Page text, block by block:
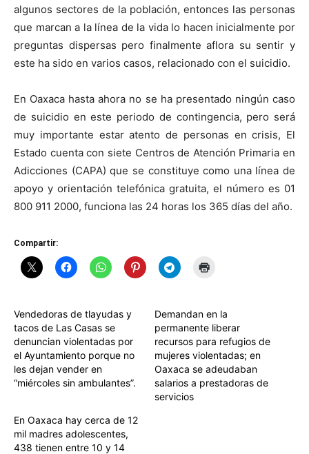
algunos sectores de la población, entonces las personas
que marcan a la línea de la vida lo hacen inicialmente por
preguntas dispersas pero finalmente aflora su sentir y
este ha sido en varios casos, relacionado con el suicidio.
En Oaxaca hasta ahora no se ha presentado ningún caso
de suicidio en este periodo de contingencia, pero será
muy importante estar atento de personas en crisis, El
Estado cuenta con siete Centros de Atención Primaria en
Adicciones (CAPA) que se constituye como una línea de
apoyo y orientación telefónica gratuita, el número es 01
800 911 2000, funciona las 24 horas los 365 días del año.
Compartir:
Vendedoras de tlayudas y
tacos de Las Casas se
denuncian violentadas por
el Ayuntamiento porque no
les dejan vender en
“miércoles sin ambulantes”.
Demandan en la
permanente liberar
recursos para refugios de
mujeres violentadas; en
Oaxaca se adeudaban
salarios a prestadoras de
servicios
En Oaxaca hay cerca de 12
mil madres adolescentes,
438 tienen entre 10 y 14